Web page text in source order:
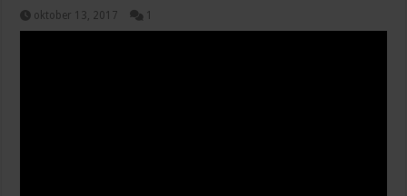
oktober 13, 2017 1